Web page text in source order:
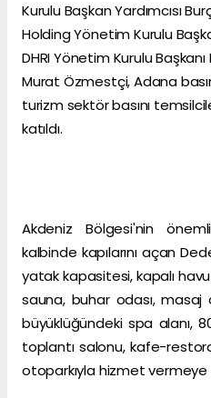
Kurulu Başkan Yardımcısı
Holding Yönetim Kurulu
DHRI Yönetim Kurulu
Murat Özmestçi, Adana
turizm sektör basını
katıldı.
Akdeniz Bölgesi'nin
kalbinde kapılarını açan
yatak kapasitesi, kapalı
sauna, buhar odası, masaj
büyüklüğündeki spa alanı,
toplantı salonu, kafe-
otoparkıyla hizmet vermeye